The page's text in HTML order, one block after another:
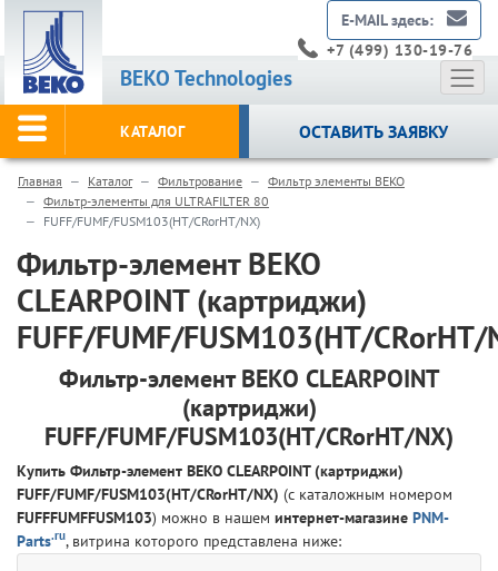
BEKO Technologies
E-MAIL здесь:
+7 (499) 130-19-76
КАТАЛОГ ОСТАВИТЬ ЗАЯВКУ
Главная Каталог Фильтрование
Фильтр элементы BEKO
Фильтр-элементы для ULTRAFILTER 80
FUFF/FUMF/FUSM103(HT/CRorHT/NX)
Фильтр-элемент BEKO
CLEARPOINT (картриджи)
FUFF/FUMF/FUSM103(HT/CRorHT/
Фильтр-элемент BEKO CLEARPOINT
(картриджи)
FUFF/FUMF/FUSM103(HT/CRorHT/NX)
Купить Фильтр-элемент BEKO CLEARPOINT (картриджи)
FUFF/FUMF/FUSM103(HT/CRorHT/NX) (с каталожным номером
FUFFFUMFFUSM103) можно в нашем интернет-магазине PNM-
Parts.ru, витрина которого представлена ниже: